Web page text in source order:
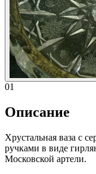
01
Описание
Хрустальная ваза с
ручками в виде
Московской артели.